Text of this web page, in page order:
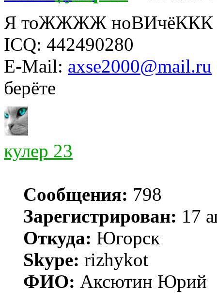
Я тоЖЖЖЖ
ICQ: 442490280
E-Mail: axse2000@mail.ru
берёте
кулер 23
Сообщения: 798
Зарегистрирован: 17
Откуда: Югорск
Skype: rizhykot
ФИО: Аксютин Юрий